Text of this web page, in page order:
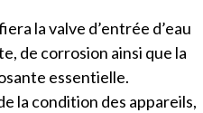
la valve d’entrée d’eau
de corrosion ainsi que la
essentielle.
la condition des appareils,